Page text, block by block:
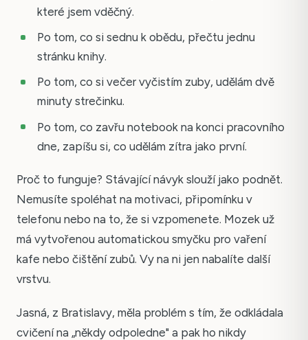
které jsem vděčný.
Po tom, co si sednu k obědu, přečtu jednu
stránku knihy.
Po tom, co si večer vyčistím zuby, udělám dvě
minuty strečinku.
Po tom, co zavřu notebook na konci pracovního
dne, zapíšu si, co udělám zítra jako první.
Proč to funguje? Stávající návyk slouží jako podnět.
Nemusíte spoléhat na motivaci, připomínku v
telefonu nebo na to, že si vzpomenete. Mozek už
má vytvořenou automatickou smyčku pro vaření
kafe nebo čištění zubů. Vy na ni jen nabalíte další
vrstvu.
Jasná, z Bratislavy, měla problém s tím, že odkládala
cvičení na „někdy odpoledne" a pak ho nikdy